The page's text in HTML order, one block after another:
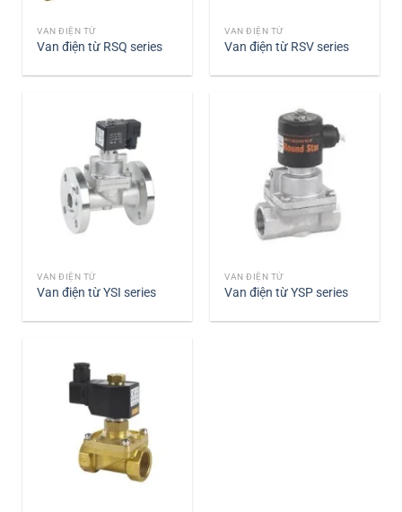
VAN ĐIỆN TỪ
Van điện từ RSQ series
VAN ĐIỆN TỪ
Van điện từ RSV series
VAN ĐIỆN TỪ
Van điện từ YSI series
VAN ĐIỆN TỪ
Van điện từ YSP series